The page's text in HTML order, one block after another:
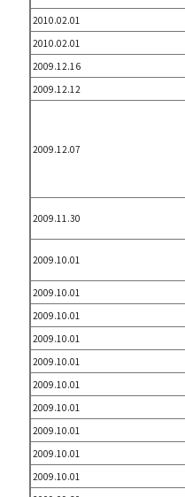
2010.02.01
2010.02.01
2009.12.16
2009.12.12
2009.12.07
2009.11.30
2009.10.01
2009.10.01
2009.10.01
2009.10.01
2009.10.01
2009.10.01
2009.10.01
2009.10.01
2009.10.01
2009.10.01